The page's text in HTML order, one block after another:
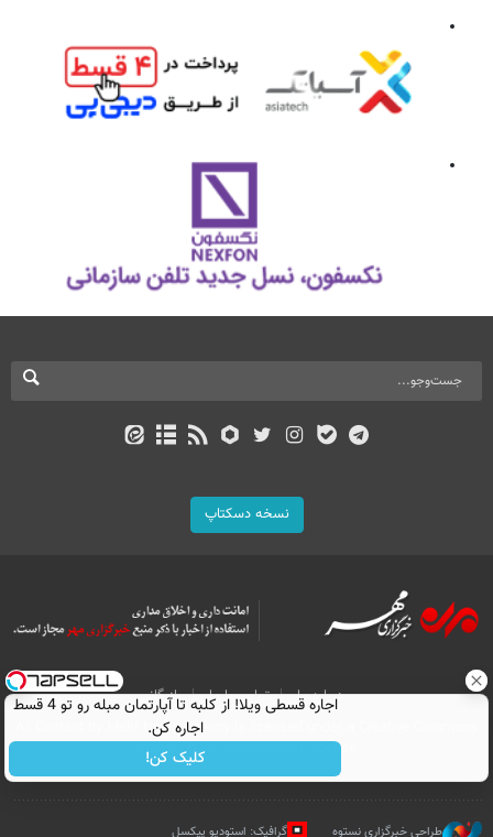
نسخه دسکتاپ
درباره ما تماس با ما
بازرگانی
All Content by Mehr News Agency is licensed under a Creative Commons
Attribution 4.0 International License.
طراحی خبرگزاری نستوه گرافیک: استودیو پیکسل
اجاره‌ قسطی ویلا! از کلبه تا آپارتمان مبله رو تو 4 قسط
اجاره کن.
کلیک کن!